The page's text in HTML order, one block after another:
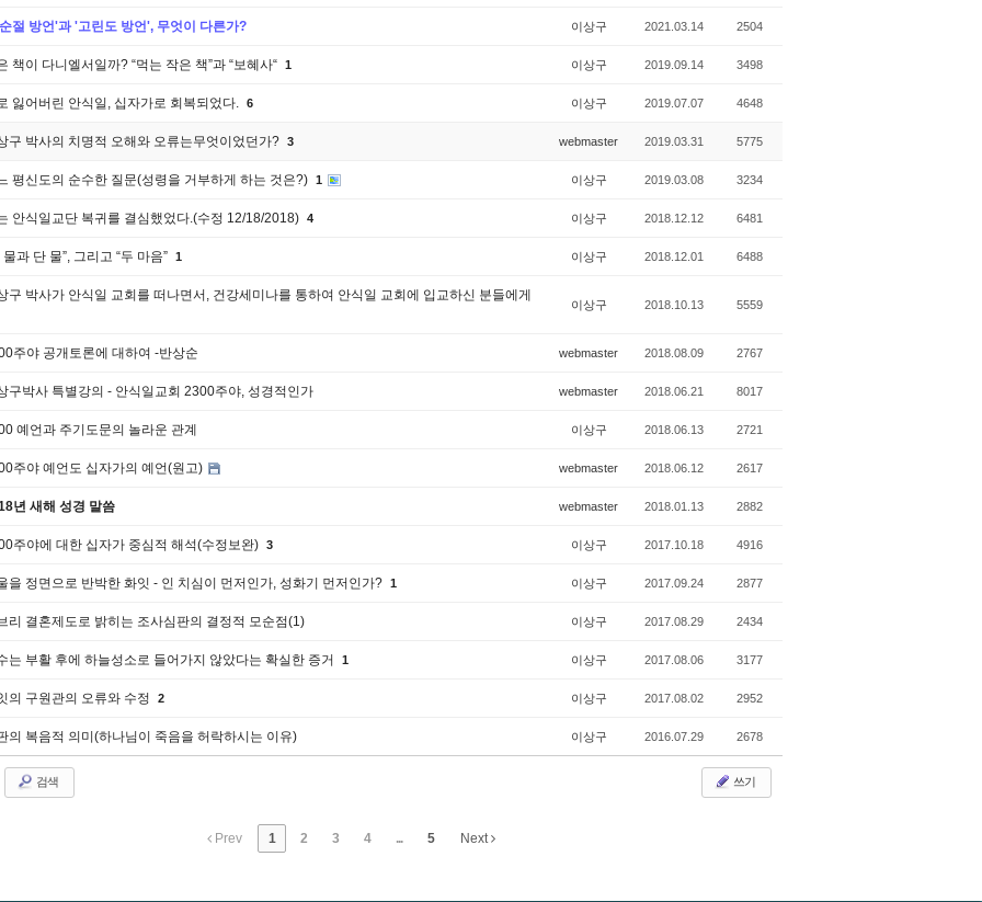
절 방언'과 '고린도 방언', 무엇이 다른가? 이상구 2021.03.14 2504
책이 다니엘서일까? “먹는 작은 책”과 “보혜사“ 1 이상구 2019.09.14 3498
잃어버린 안식일, 십자가로 회복되었다. 6 이상구 2019.07.07 4648
구 박사의 치명적 오해와 오류는무엇이었던가? 3 webmaster 2019.03.31 5775
평신도의 순수한 질문(성령을 거부하게 하는 것은?) 1 이상구 2019.03.08 3234
안식일교단 복귀를 결심했었다.(수정 12/18/2018) 4 이상구 2018.12.12 6481
물과 단 물”, 그리고 “두 마음” 1 이상구 2018.12.01 6488
구 박사가 안식일 교회를 떠나면서, 건강세미나를 통하여 안식일 교회에 입교하신 분들에게
이상구 2018.10.13 5559
주야 공개토론에 대하여 -반상순 webmaster 2018.08.09 2767
구박사 특별강의 - 안식일교회 2300주야, 성경적인가 webmaster 2018.06.21 8017
예언과 주기도문의 놀라운 관계 이상구 2018.06.13 2721
주야 예언도 십자가의 예언(원고) webmaster 2018.06.12 2617
년 새해 성경 말씀 webmaster 2018.01.13 2882
주야에 대한 십자가 중심적 해석(수정보완) 3 이상구 2017.10.18 4916
을 정면으로 반박한 화잇 - 인 치심이 먼저인가, 성화기 먼저인가? 1 이상구 2017.09.24 2877
리 결혼제도로 밝히는 조사심판의 결정적 모순점(1) 이상구 2017.08.29 2434
는 부활 후에 하늘성소로 들어가지 않았다는 확실한 증거 1 이상구 2017.08.06 3177
의 구원관의 오류와 수정 2 이상구 2017.08.02 2952
의 복음적 의미(하나님이 죽음을 허락하시는 이유) 이상구 2016.07.29 2678
검색 쓰기
Prev 1 2 3 4 ... 5 Next